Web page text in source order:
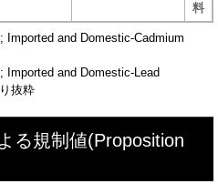
料
and Domestic-Cadmium
Imported and Domestic-Lead
抜粋
る規制値(Proposition